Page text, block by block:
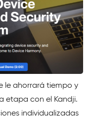
le ahorrará tiempo y
etapa con el Kandji.
individualizadas